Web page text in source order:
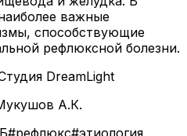
важные
способствующие
рефлюксной болезни.
DreamLight
А.К.
#рефлюкс#этиология